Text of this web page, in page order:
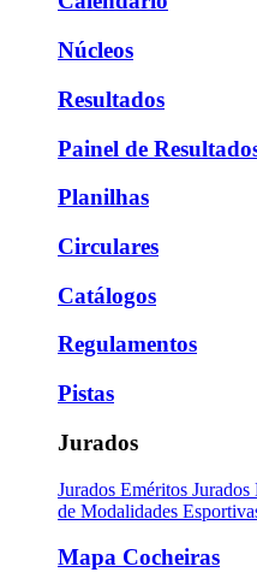
Núcleos
Resultados
Painel de
Planilhas
Circulares
Catálogos
Regulamentos
Pistas
Jurados
Jurados Eméritos Jurados
de Modalidades
Mapa Cocheiras